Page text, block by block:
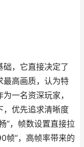
，它直接决定了
最高画质，认为特
一名资深玩家，
，优先追求清晰度
”，帧数设置直接拉
帧”，高帧率带来的